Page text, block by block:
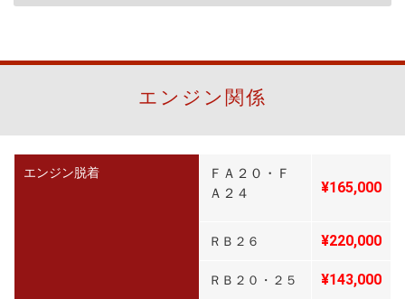
エンジン関係
エンジン脱着
ＦＡ２０・Ｆ
Ａ２４
¥165,000
ＲＢ２６ ¥220,000
ＲＢ２０・２５ ¥143,000